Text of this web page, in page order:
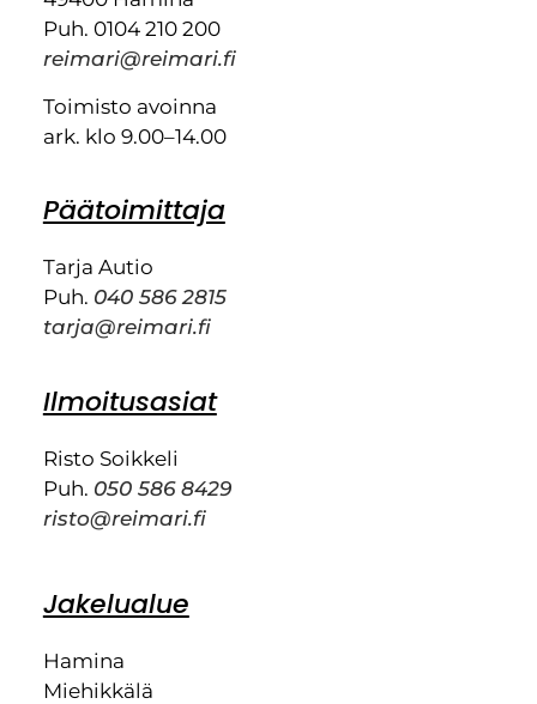
Puh. 0104 210 200
reimari@reimari.fi
Toimisto avoinna
ark. klo 9.00–14.00
Päätoimittaja
Tarja Autio
Puh. 040 586 2815
tarja@reimari.fi
Ilmoitusasiat
Risto Soikkeli
Puh. 050 586 8429
risto@reimari.fi
Jakelualue
Hamina
Miehikkälä